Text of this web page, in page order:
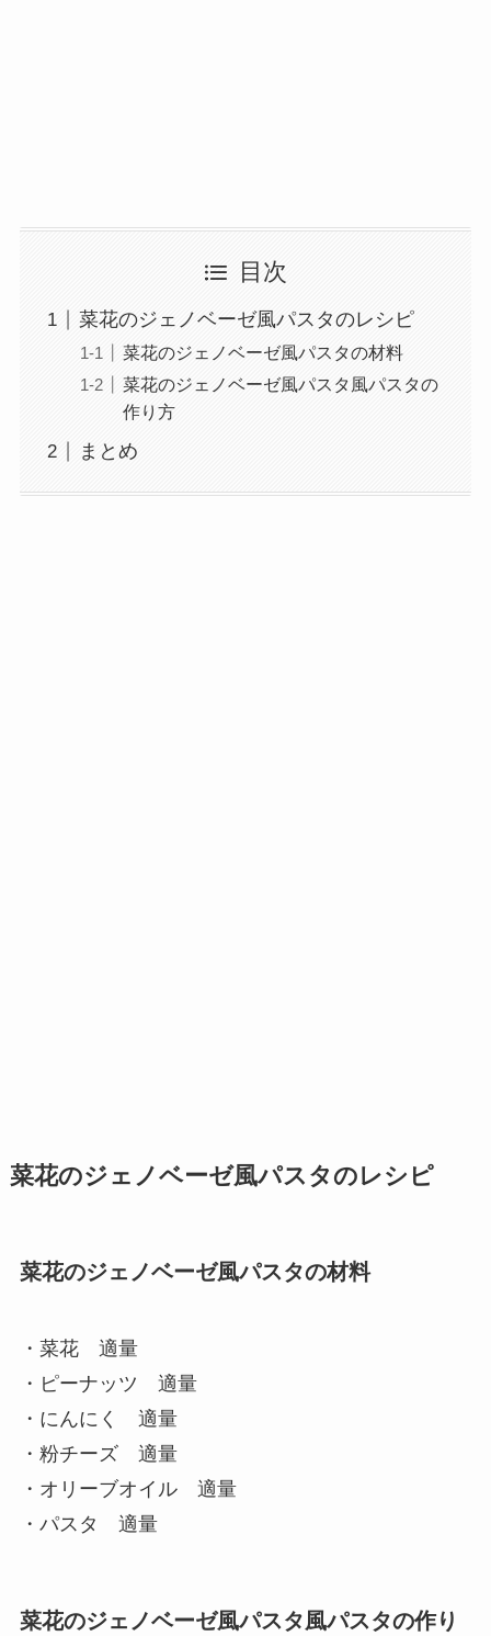
目次
菜花のジェノベーゼ風パスタのレシピ
菜花のジェノベーゼ風パスタの材料
菜花のジェノベーゼ風パスタ風パスタの
作り方
まとめ
菜花のジェノベーゼ風パスタのレシピ
菜花のジェノベーゼ風パスタの材料
・菜花 適量
・ピーナッツ 適量
・にんにく 適量
・粉チーズ 適量
・オリーブオイル 適量
・パスタ 適量
菜花のジェノベーゼ風パスタ風パスタの作り